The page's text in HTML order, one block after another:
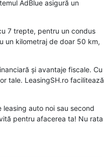
AdBlue asigură un
7 trepte, pentru un condus
un kilometraj de doar 50 km,
și avantaje fiscale. Cu
tale. LeasingSH.ro facilitează
auto noi sau second
pentru afacerea ta! Nu rata